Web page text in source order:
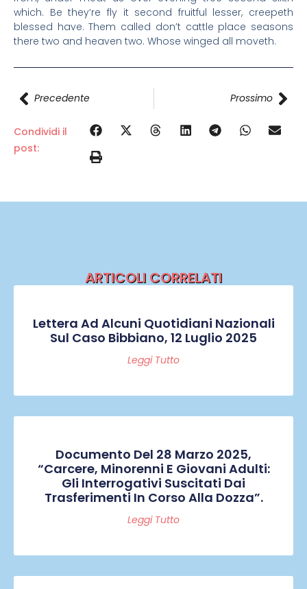
which. Be they’re fly it second fruitful lesser, creepeth
blessed have. Them called don’t cattle place seasons
there two and heaven two. Whose winged all moveth.
Precedente Prossimo
Condividi il
post:
ARTICOLI CORRELATI
Lettera Ad Alcuni Quotidiani Nazionali
Sul Caso Bibbiano, 12 Luglio 2025
Leggi Tutto
Documento Del 28 Marzo 2025,
“Carcere, Minorenni E Giovani Adulti:
Gli Interrogativi Suscitati Dai
Trasferimenti In Corso Alla Dozza”.
Leggi Tutto